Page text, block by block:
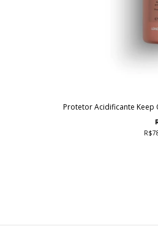
Protetor Acidificante